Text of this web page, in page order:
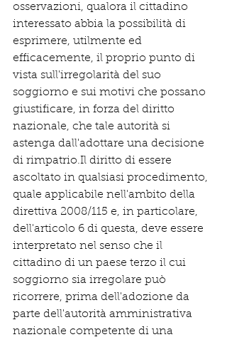
osservazioni, qualora il cittadino
interessato abbia la possibilità di
esprimere, utilmente ed
efficacemente, il proprio punto di
vista sull'irregolarità del suo
soggiorno e sui motivi che possano
giustificare, in forza del diritto
nazionale, che tale autorità si
astenga dall'adottare una decisione
di rimpatrio.Il diritto di essere
ascoltato in qualsiasi procedimento,
quale applicabile nell'ambito della
direttiva 2008/115 e, in particolare,
dell'articolo 6 di questa, deve essere
interpretato nel senso che il
cittadino di un paese terzo il cui
soggiorno sia irregolare può
ricorrere, prima dell'adozione da
parte dell'autorità amministrativa
nazionale competente di una